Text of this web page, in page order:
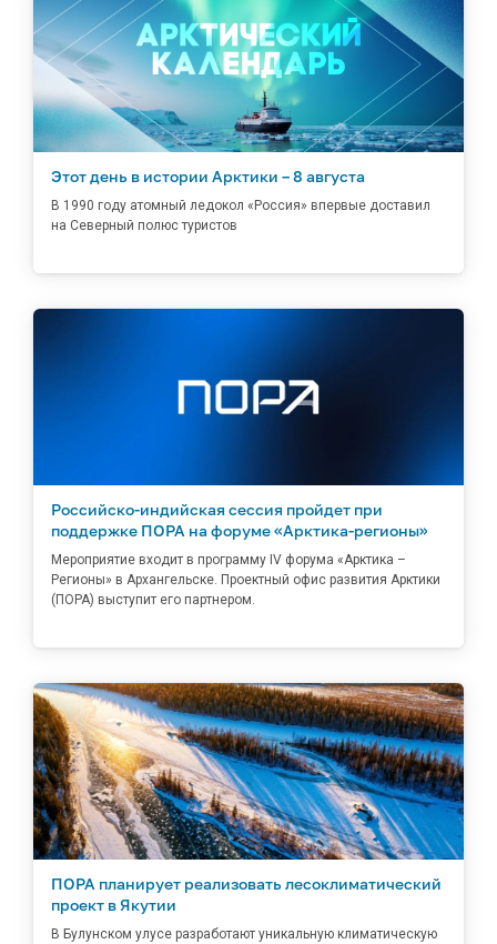
Этот день в истории Арктики – 8 августа
В 1990 году атомный ледокол «Россия» впервые доставил
на Северный полюс туристов
Российско-индийская сессия пройдет при
поддержке ПОРА на форуме «Арктика-регионы»
Мероприятие входит в программу IV форума «Арктика –
Регионы» в Архангельске. Проектный офис развития Арктики
(ПОРА) выступит его партнером.
ПОРА планирует реализовать лесоклиматический
проект в Якутии
В Булунском улусе разработают уникальную климатическую